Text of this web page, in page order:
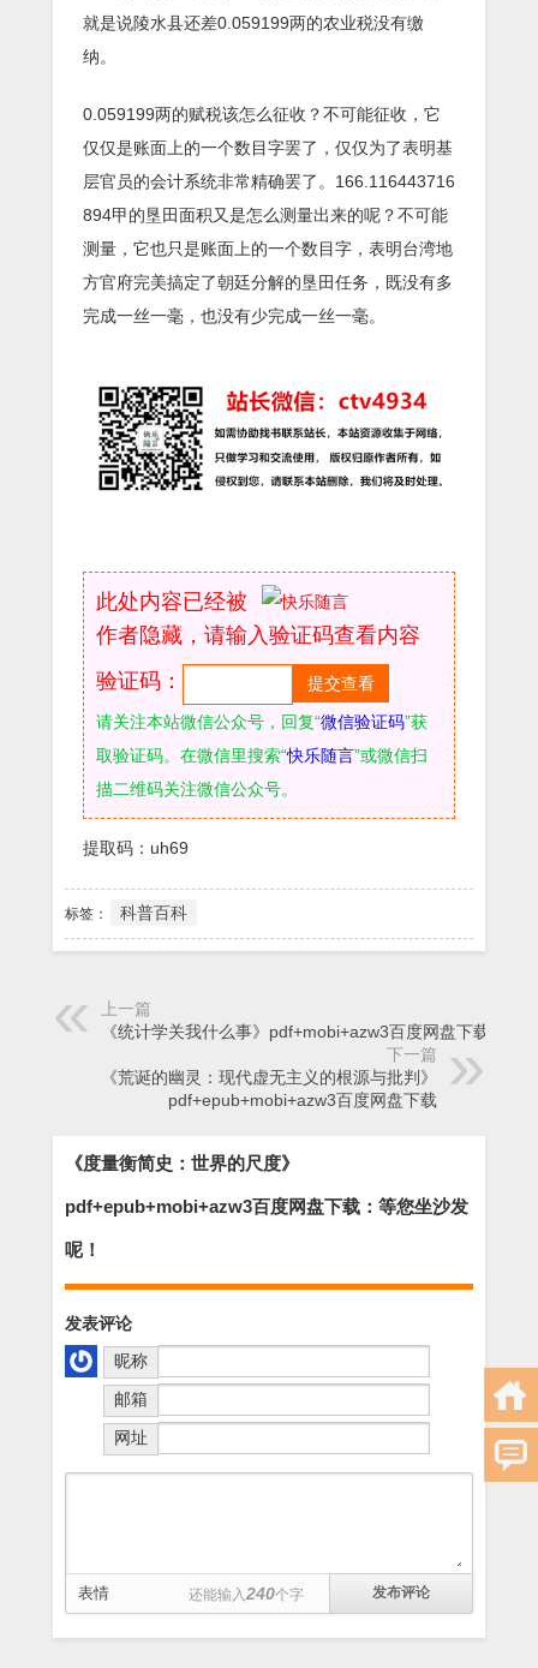
就是说陵水县还差0.059199两的农业税没有缴
纳。
0.059199两的赋税该怎么征收？不可能征收，它
仅仅是账面上的一个数目字罢了，仅仅为了表明基
层官员的会计系统非常精确罢了。166.116443716
894甲的垦田面积又是怎么测量出来的呢？不可能
测量，它也只是账面上的一个数目字，表明台湾地
方官府完美搞定了朝廷分解的垦田任务，既没有多
完成一丝一毫，也没有少完成一丝一毫。
此处内容已经被
作者隐藏，请输入验证码查看内容
验证码：
请关注本站微信公众号，回复“微信验证码”获
取验证码。在微信里搜索“快乐随言”或微信扫
描二维码关注微信公众号。
提取码：uh69
标签： 科普百科
上一篇
《统计学关我什么事》pdf+mobi+azw3百度网盘下载
下一篇
《荒诞的幽灵：现代虚无主义的根源与批判》
pdf+epub+mobi+azw3百度网盘下载
《度量衡简史：世界的尺度》
pdf+epub+mobi+azw3百度网盘下载：等您坐沙发
呢！
发表评论
昵称
邮箱
网址
表情 还能输入 240个字